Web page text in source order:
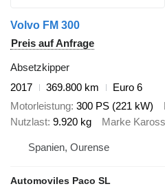
Volvo FM 300
Preis auf Anfrage
Absetzkipper
2017
369.800 km
Euro 6
Motorleistung 300 PS (221 kW)
Nutzlast 9.920 kg Marke
Spanien, Ourense
Automoviles Paco SL